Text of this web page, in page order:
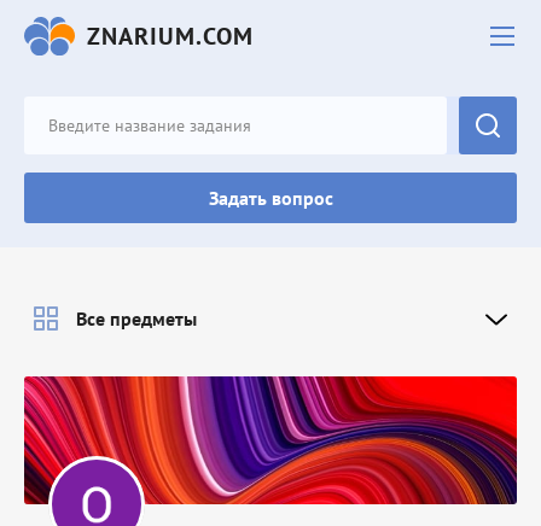
ZNARIUM.COM
Задать вопрос
Все предметы